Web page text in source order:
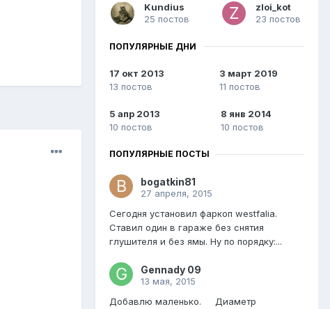
Kundius
25 постов
zloi_kot
23 постов
ПОПУЛЯРНЫЕ ДНИ
17 окт 2013
13 постов
3 март 2019
11 постов
5 апр 2013
10 постов
8 янв 2014
10 постов
ПОПУЛЯРНЫЕ ПОСТЫ
bogatkin81
27 апреля, 2015
Сегодня установил фаркоп westfalia.
Ставил один в гараже без снятия
глушителя и без ямы. Ну по порядку:...
Gennady 09
13 мая, 2015
Добавлю маленько. Диаметр